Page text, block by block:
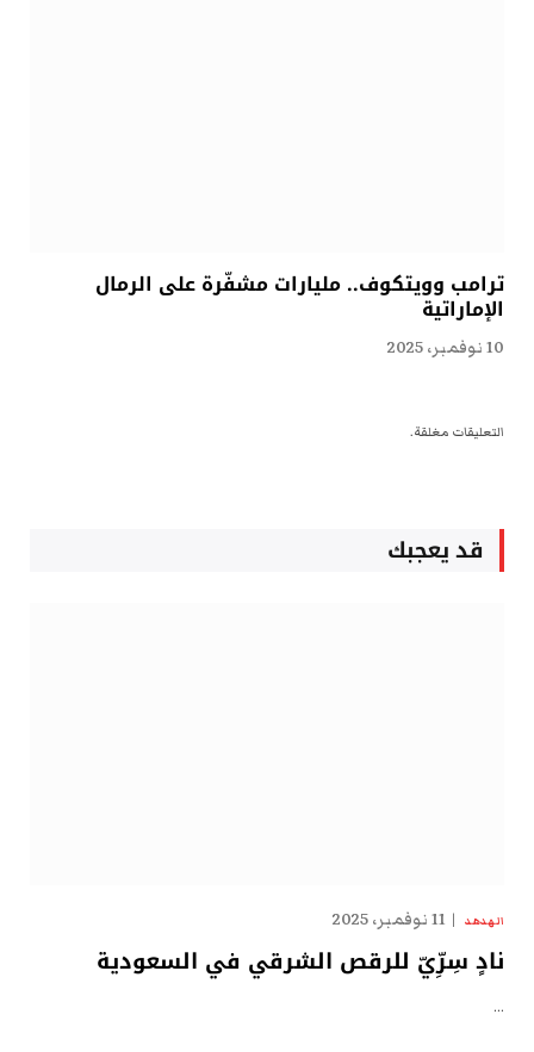
ترامب وويتكوف.. مليارات مشفّرة على الرمال
الإماراتية
10 نوفمبر، 2025
التعليقات مغلقة.
قد يعجبك
الهدهد 11 نوفمبر، 2025
نادٍ سِرِّيّ للرقص الشرقي في السعودية
…